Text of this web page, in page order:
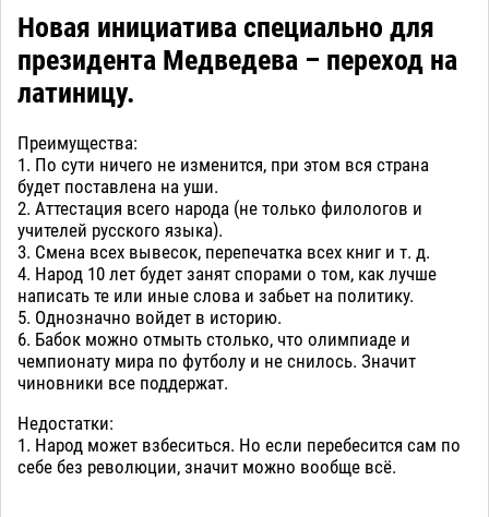
Новая инициатива специально для
президента Медведева – переход на
латиницу.
Преимущества:
1. По сути ничего не изменится, при этом вся страна
будет поставлена на уши.
2. Аттестация всего народа (не только филологов и
учителей русского языка).
3. Смена всех вывесок, перепечатка всех книг и т. д.
4. Народ 10 лет будет занят спорами о том, как лучше
написать те или иные слова и забьет на политику.
5. Однозначно войдет в историю.
6. Бабок можно отмыть столько, что олимпиаде и
чемпионату мира по футболу и не снилось. Значит
чиновники все поддержат.
Недостатки:
1. Народ может взбеситься. Но если перебесится сам по
себе без революции, значит можно вообще всё.